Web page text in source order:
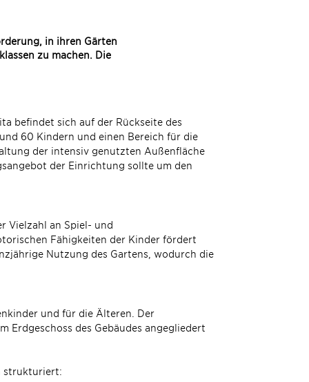
in ihren Gärten
zu machen. Die
befindet sich auf der Rückseite des
60 Kindern und einen Bereich für die
der intensiv genutzten Außenfläche
der Einrichtung sollte um den
Vielzahl an Spiel- und
Fähigkeiten der Kinder fördert
Nutzung des Gartens, wodurch die
und für die Älteren. Der
Erdgeschoss des Gebäudes angegliedert
strukturiert: